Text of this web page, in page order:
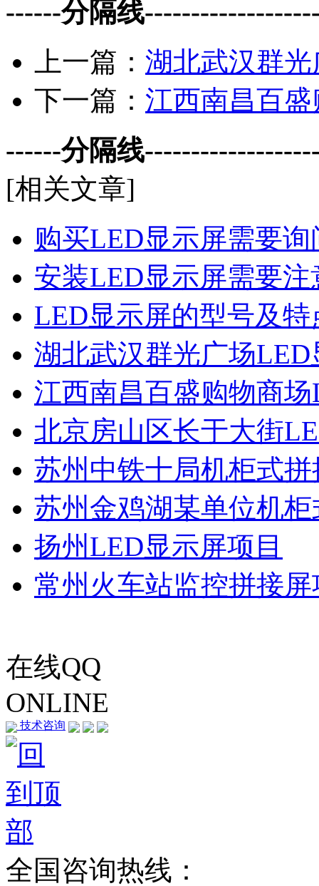
------分隔线
上一篇： 湖北武汉群
下一篇： 江西南昌百
------分隔线
[相关文章]
购买LED显示屏需要
安装LED显示屏需要注
LED显示屏的型号及特
湖北武汉群光广场LED
江西南昌百盛购物商
北京房山区长于大街
苏州中铁十局机柜式
苏州金鸡湖某单位机
扬州LED显示屏项目
常州火车站监控拼接屏
在线QQ
ONLINE
技术咨询
全国咨询热线：